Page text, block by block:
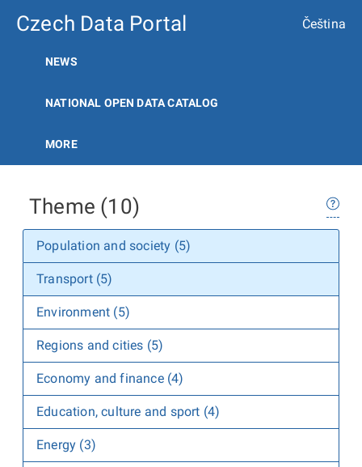
Czech Data Portal Čeština
NEWS
NATIONAL OPEN DATA CATALOG
MORE
Theme (10)
Population and society (5)
Transport (5)
Environment (5)
Regions and cities (5)
Economy and finance (4)
Education, culture and sport (4)
Energy (3)